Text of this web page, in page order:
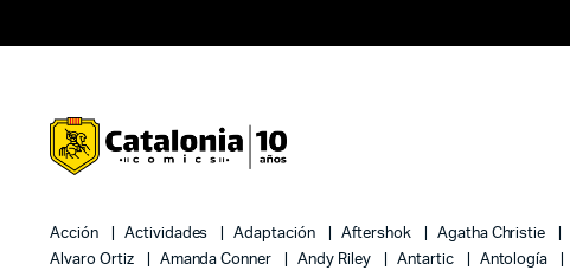
Acción Actividades Adaptación Aftershok Agatha Christie
Alvaro Ortiz
Amanda Conner Andy Riley Antartic Antología